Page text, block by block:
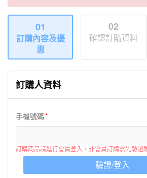
日本
亞洲韓國
歐美紐澳
台灣
夯講座
自由行
01
訂購內容及優
惠
02
確認訂購資料
訂購人資料
手機號碼
訂購商品請進行會員登入，非會員訂購需先驗證
驗證/登入